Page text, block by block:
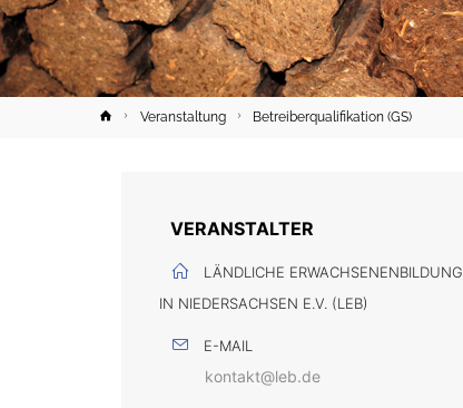
HomeVeranstaltung Betreiberqualifikation (GS)
VERANSTALTER
LÄNDLICHE ERWACHSENENBILDUNG
IN NIEDERSACHSEN E.V. (LEB)
E-MAIL
kontakt@leb.de